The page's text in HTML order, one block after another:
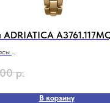
р.
В корзину